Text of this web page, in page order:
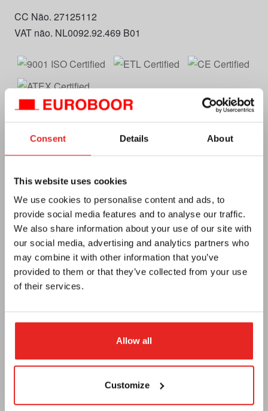
Consent Details About
This website uses cookies
We use cookies to personalise content and ads, to
provide social media features and to analyse our traffic.
We also share information about your use of our site with
our social media, advertising and analytics partners who
may combine it with other information that you’ve
provided to them or that they’ve collected from your use
of their services.
Allow all
Customize
CC Não. 27125112
VAT não. NL0092.92.469 B01
Euroboor
Sobre nós
Termos e condições
Privacidade
E-catálogo
Boletim informativo
Vacatures